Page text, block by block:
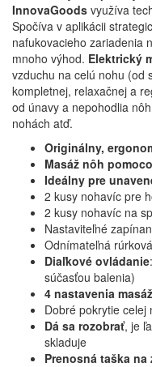
InnovaGoods využíva
Spočíva v aplikácii
nafukovacieho zariadenia
mnoho výhod. Elektrický
vzduchu na celú nohu (od
kompletnej, relaxačnej a
od únavy a nepohodlia
nohách atď.
Originálny,
Masáž nôh
Ideálny pre
2 kusy nohavíc pre
2 kusy nohavíc na
Nastaviteľné
Odnímateľná
Diaľkové ovládanie
súčasťou balenia)
4 nastavenia
Dobré pokrytie celej
Dá sa rozobrať, je
skladuje
Prenosná taška na